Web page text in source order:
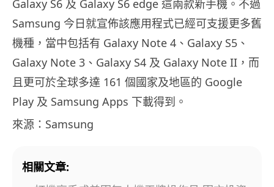
Galaxy S6 及 Galaxy S6 edge 這兩款新手機。不過
Samsung 今日就宣佈該應用程式已經可支援更多舊
機種，當中包括有 Galaxy Note 4、Galaxy S5、
Galaxy Note 3、Galaxy S4 及 Galaxy Note II，而
且更可於全球多達 161 個國家及地區的 Google
Play 及 Samsung Apps 下載得到。
來源：Samsung
相關文章: